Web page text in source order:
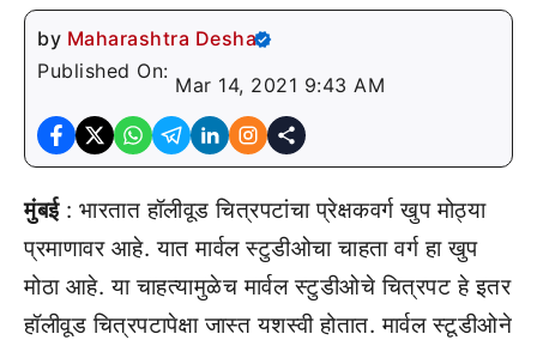
by Maharashtra Desha
Published On:
Mar 14, 2021 9:43 AM
मुंबई: भारतात हॉलीवूड चित्रपटांचा प्रेक्षकवर्ग खुप मोठ्या
प्रमाणावर आहे. यात मार्वल स्टुडीओचा चाहता वर्ग हा खुप
मोठा आहे. या चाहत्यामुळेच मार्वल स्टुडीओचे चित्रपट हे इतर
हॉलीवूड चित्रपटापेक्षा जास्त यशस्वी होतात. मार्वल स्टूडीओने